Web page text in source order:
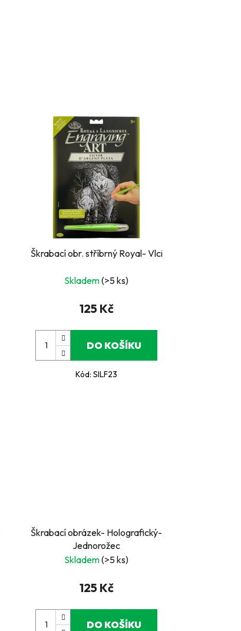
Škrabací obr. stříbrný Royal- Vlci
Skladem(>5 ks)
125 Kč
DO KOŠÍKU
Kód:SILF23
Škrabací obrázek- Holografický-
Jednorožec
Skladem(>5 ks)
125 Kč
DO KOŠÍKU